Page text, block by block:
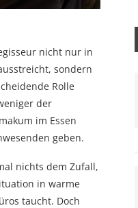
nicht nur in
sondern
Rolle
der
im Essen
geben.
nichts dem Zufall,
in warme
taucht. Doch